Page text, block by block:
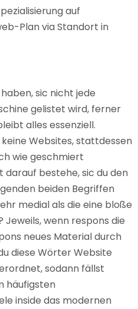
auf
Plan via Standort in
sic nicht jede
gelistet wird, ferner
alles essenziell.
Websites, stattdessen
wie geschmiert
darauf bestehe, sic du den
beiden Begriffen
medial als die eine bloße
wenn respons die
neues Material durch
diese Wörter Website
sodann fällst
häufigsten
inside das modernen